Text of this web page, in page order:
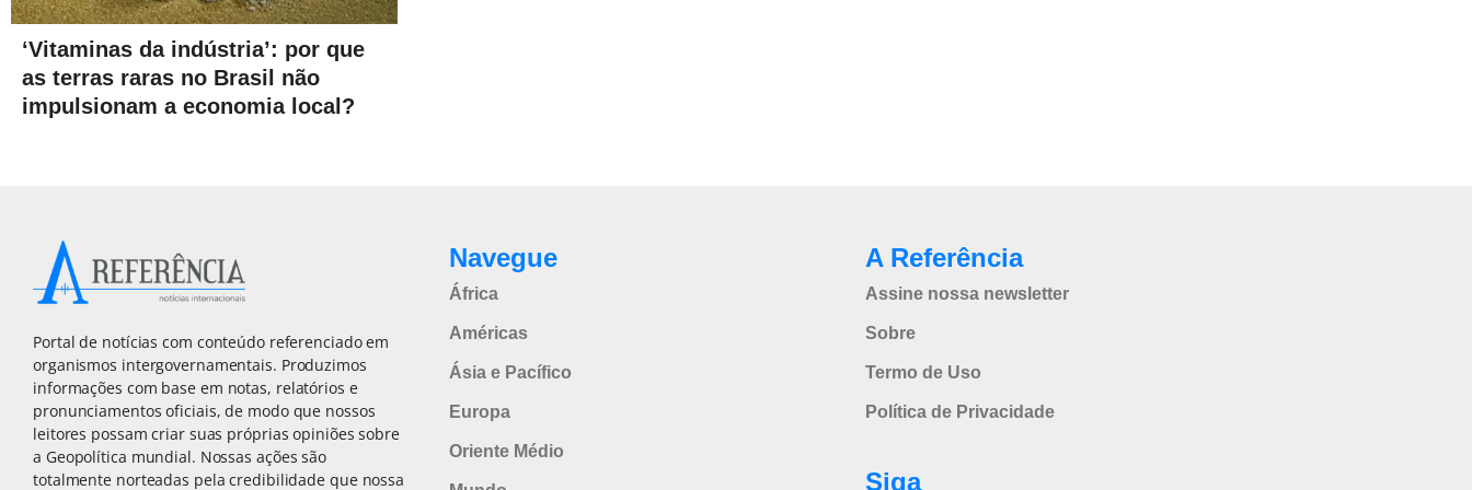
‘Vitaminas da indústria’: por que
as terras raras no Brasil não
impulsionam a economia local?
Portal de notícias com conteúdo referenciado em
organismos intergovernamentais. Produzimos
informações com base em notas, relatórios e
pronunciamentos oficiais, de modo que nossos
leitores possam criar suas próprias opiniões sobre
a Geopolítica mundial. Nossas ações são
totalmente norteadas pela credibilidade que nossa
Navegue
África
Américas
Ásia e Pacífico
Europa
Oriente Médio
A Referência
Assine nossa newsletter
Sobre
Termo de Uso
Política de Privacidade
Siga